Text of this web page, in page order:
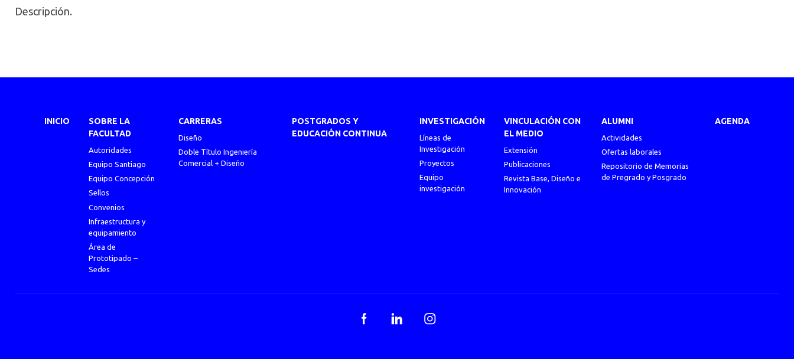
Descripción.
INICIO
SOBRE LA
FACULTAD
Autoridades
Equipo Santiago
Equipo Concepción
Sellos
Convenios
Infraestructura y
equipamiento
Área de
Prototipado –
Sedes
CARRERAS
Diseño
Doble Título Ingeniería
Comercial + Diseño
POSTGRADOS Y
EDUCACIÓN CONTINUA
INVESTIGACIÓN
Líneas de
Investigación
Proyectos
Equipo
investigación
VINCULACIÓN CON
EL MEDIO
Extensión
Publicaciones
Revista Base, Diseño e
Innovación
ALUMNI
Actividades
Ofertas laborales
Repositorio de Memorias
de Pregrado y Posgrado
AGENDA
FacebookLinkedInInstagram